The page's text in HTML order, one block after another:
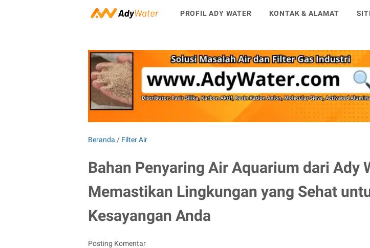
PROFIL ADY WATER KONTAK & ALAMAT
Beranda / Filter Air
Bahan Penyaring Air Aquarium dari Ady
Memastikan Lingkungan yang Sehat
Kesayangan Anda
Posting Komentar